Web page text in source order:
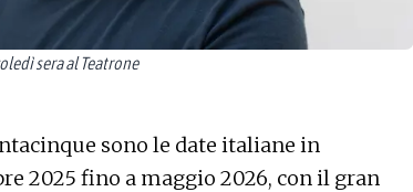
sera al Teatrone
sono le date italiane in
2025 fino a maggio 2026, con il gran